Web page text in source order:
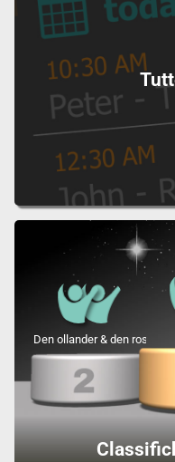
Den ollander & den rostn